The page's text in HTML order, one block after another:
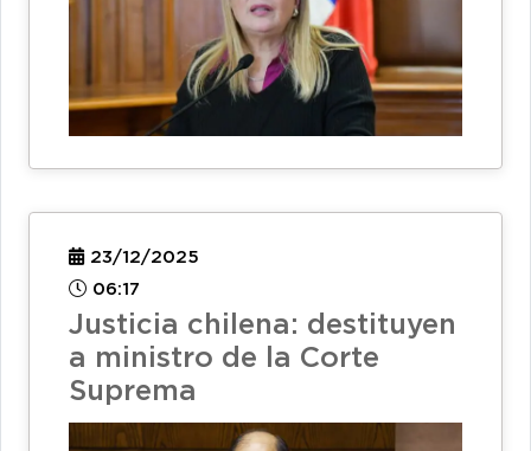
23/12/2025
06:17
Justicia chilena: destituyen
a ministro de la Corte
Suprema